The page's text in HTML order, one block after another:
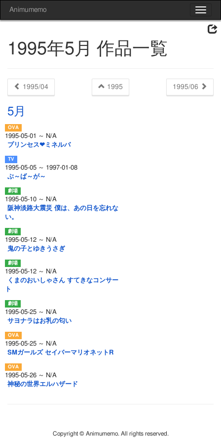
Toggle
Animumemo
1995年5月 作品一覧
1995/04 1995 1995/06
5月
1995-05-01 ～ N/A
プリンセス❤ミネルバ
1995-05-05 ～ 1997-01-08
ぶ～ば～が～
1995-05-10 ～ N/A
阪神淡路大震災 僕は、あの日を忘れな
い。
1995-05-12 ～ N/A
鬼の子とゆきうさぎ
1995-05-12 ～ N/A
くまのおいしゃさん すてきなコンサー
ト
1995-05-25 ～ N/A
サヨナラはお乳の匂い
1995-05-25 ～ N/A
SMガールズ セイバーマリオネットR
1995-05-26 ～ N/A
神秘の世界エルハザード
Copyright © Animumemo. All rights reserved.